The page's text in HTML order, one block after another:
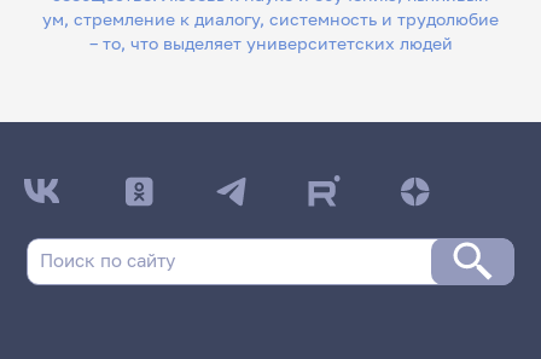
ум, стремление к диалогу, системность и трудолюбие
– то, что выделяет университетских людей